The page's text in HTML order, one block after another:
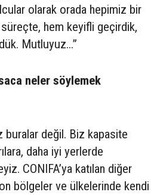
olarak orada hepimiz bir
hem keyifli geçirdik,
Mutluyuz...”
neler söylemek
buralar değil. Biz kapasite
daha iyi yerlerde
CONIFA’ya katılan diğer
bölgeler ve ülkelerinde kendi